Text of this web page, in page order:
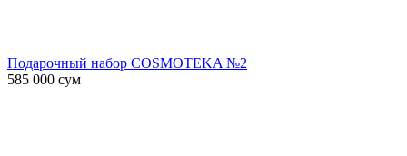
Подарочный набор COSMOTEKA №2
585 000 сум